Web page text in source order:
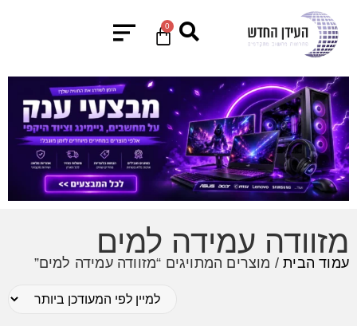
0
מזוודה עמידה למים
עמוד הבית/ מוצרים המתויגים “מזוודה עמידה למים”